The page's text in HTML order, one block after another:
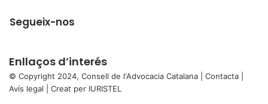
Segueix-nos
Enllaços d’interés
© Copyright 2024, Consell de l'Advocacia Catalana | Contacta
Avís legal | Creat per IURISTEL